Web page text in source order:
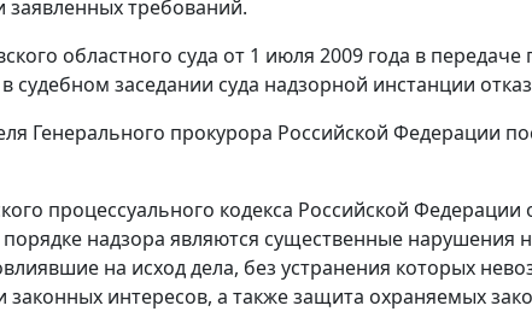
заявленных требований.
областного суда от 1 июля 2009 года в
судебном заседании суда надзорной инстанции
Генерального прокурора Российской Федерации
процессуального кодекса Российской
надзора являются существенные нарушения
на исход дела, без устранения которых
интересов, а также защита охраняемых